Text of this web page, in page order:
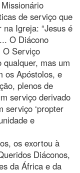
de serviço que
Igreja: “Jesus é
O Diácono
O Serviço
mas um
os Apóstolos, e
plenos de
serviço derivado
serviço ‘propter
e
os exortou à
Diáconos,
da África e da